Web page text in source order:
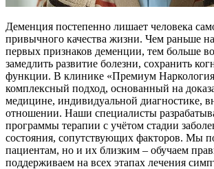
Деменция постепенно лишает человека
привычного качества жизни. Чем раньше
первых признаков деменции, тем больше
замедлить развитие болезни, сохранить
функции. В клинике «Премиум
комплексный подход, основанный на
медицине, индивидуальной диагностике,
отношении. Наши специалисты
программы терапии с учётом стадии
состояния, сопутствующих факторов. Мы
пациентам, но и их близким – обучаем
поддерживаем на всех этапах лечения